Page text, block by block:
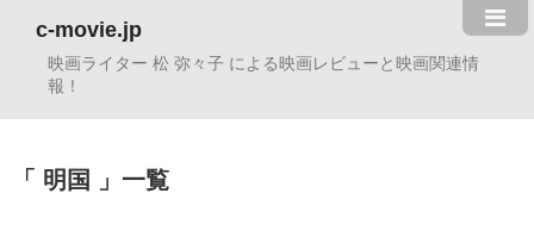
c-movie.jp
映画ライター 松 弥々子 による映画レビューと映画関連情
報！
明国 一覧